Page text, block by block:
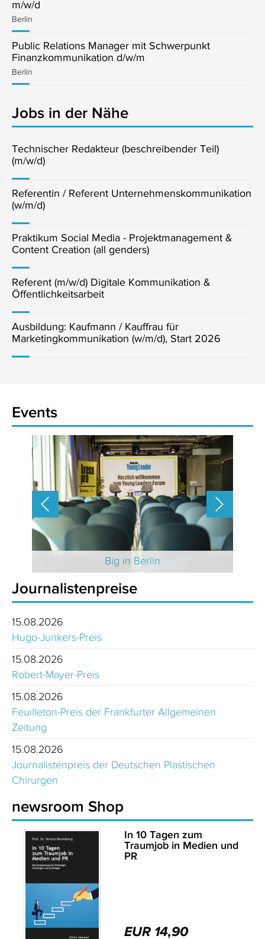
m/w/d
Berlin
Public Relations Manager mit Schwerpunkt
Finanzkommunikation d/w/m
Berlin
Jobs in der Nähe
Technischer Redakteur (beschreibender Teil)
(m/w/d)
Referentin / Referent Unternehmenskommunikation
(w/m/d)
Praktikum Social Media - Projektmanagement &
Content Creation (all genders)
Referent (m/w/d) Digitale Kommunikation &
Öffentlichkeitsarbeit
Ausbildung: Kaufmann / Kauffrau für
Marketingkommunikation (w/m/d), Start 2026
Events
Big in Berlin
Journalistenpreise
15.08.2026
Hugo-Junkers-Preis
15.08.2026
Robert-Mayer-Preis
15.08.2026
Feuilleton-Preis der Frankfurter Allgemeinen
Zeitung
15.08.2026
Journalistenpreis der Deutschen Plastischen
Chirurgen
newsroom Shop
In 10 Tagen zum
Traumjob in Medien und
PR
EUR 14,90